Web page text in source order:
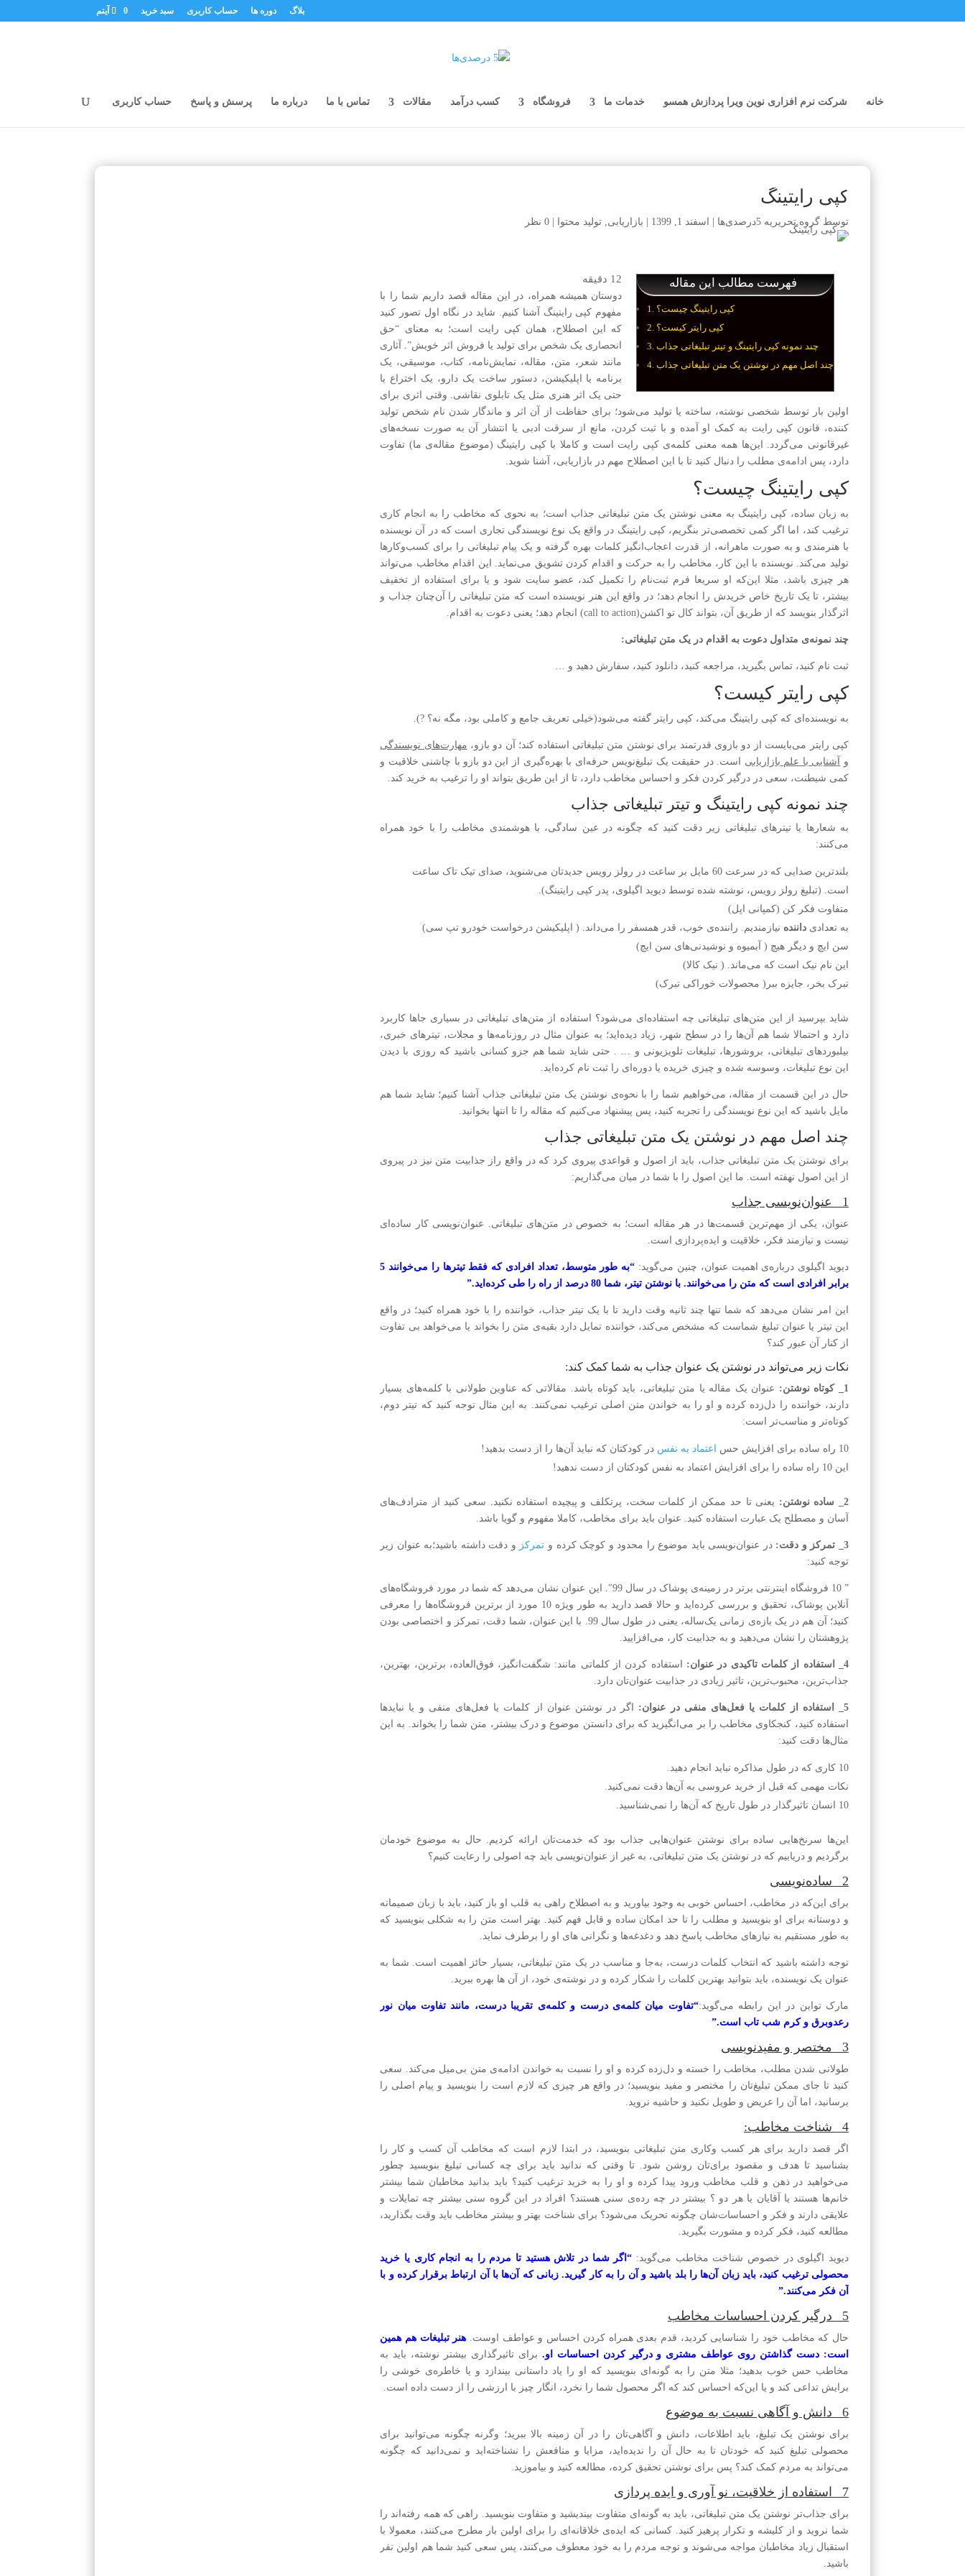
بلاگ دوره ها حساب کاربری سبد خرید 0 آیتم
خانه شرکت نرم افزاری نوین ویرا پردازش همسو خدمات ما فروشگاه کسب درآمد مقالات تماس با ما درباره ما پرسش و پاسخ حساب کاربری
کپی رایتینگ
توسطگروه تحریریه 5درصدی‌ها اسفند 1, 1399 بازاریابی ,تولید محتوا |0 نظر
فهرست مطالب این مقاله
کپی رایتینگ چیست؟
کپی رایتر کیست؟
چند نمونه کپی رایتینگ و تیتر تبلیغاتی جذاب
چند اصل مهم در نوشتن یک متن تبلیغاتی جذاب
12 دقیقه
دوستان همیشه همراه، در این مقاله قصد داریم شما را با
مفهوم کپی رایتینگ آشنا کنیم. شاید در نگاه اول تصور کنید
که این اصطلاح، همان کپی رایت است؛ به معنای “حق
انحصاری یک شخص برای تولید یا فروش اثر خویش‌”. آثاری
مانند شعر، متن، مقاله، نمایش‌نامه، کتاب، موسیقی، یک
برنامه یا اپلیکیشن، دستور ساخت یک دارو، یک اختراع یا
حتی یک اثر هنری مثل یک تابلوی نقاشی. وقتی اثری برای
اولین بار توسط شخصی نوشته، ساخته یا تولید می‌شود؛ برای حفاظت از آن اثر و ماندگار شدن نام شخص تولید
کننده، قانون کپی رایت به کمک او آمده و با ثبت کردن، مانع از سرقت ادبی یا انتشار آن به صورت نسخه‌های
غیرقانونی می‌گردد. این‌ها همه معنی کلمه‌ی کپی رایت است و کاملا با کپی رایتینگ (موضوع مقاله‌ی ما) تفاوت
دارد، پس ادامه‌ی مطلب را دنبال کنید تا با این اصطلاح مهم در بازاریابی، آشنا شوید.
کپی رایتینگ چیست؟
به زبان ساده، کپی رایتینگ به معنی نوشتن یک متن تبلیغاتی جذاب است؛ به نحوی که مخاطب را به انجام کاری
ترغیب کند، اما اگر کمی تخصصی‌تر بنگریم، کپی رایتینگ در واقع یک نوع نویسندگی تجاری است که در آن نویسنده
با هنرمندی و به صورت ماهرانه، از قدرت اعجاب‌انگیز کلمات بهره گرفته و یک پیام تبلیغاتی را برای کسب‌و‌کارها
تولید می‌کند. نویسنده با این کار، مخاطب را به حرکت و اقدام کردن تشویق می‌نماید. این اقدام مخاطب می‌تواند
هر چیزی باشد، مثلا این‌که او سریعا فرم ثبت‌نام را تکمیل کند، عضو سایت شود و یا برای استفاده از تخفیف
بیشتر، تا یک تاریخ خاص خرید‌ش را انجام دهد؛ در واقع این هنر نویسنده است که متن تبلیغاتی را آن‌چنان جذاب و
اثر‌گذار بنویسد که از طریق آن، بتواند کال تو اکشن(call to action) انجام دهد؛ یعنی دعوت به اقدام.
چند نمونه‌ی متداول دعوت به اقدام در یک متن تبلیغاتی:
ثبت نام کنید، تماس بگیرید، مراجعه کنید، دانلود کنید، سفارش دهید و …
کپی رایتر کیست؟
به نویسنده‌ای که کپی رایتینگ می‌کند، کپی رایتر گفته می‌شود(خیلی تعریف جامع و کاملی بود، مگه نه؟ ?).
کپی رایتر می‌بایست از دو بازوی قدرتمند برای نوشتن متن تبلیغاتی استفاده کند؛ آن دو بازو، مهارت‌های نویسندگی
و آشنایی با علم بازاریابی است. در حقیقت یک تبلیغ‌نویس حرفه‌ای با بهره‌گیری از این دو بازو با چاشنی خلاقیت و
کمی شیطنت، سعی در در‌گیر کردن فکر و احساس مخاطب دارد، تا از این طریق بتواند او را ترغیب به خرید کند.
چند نمونه کپی رایتینگ و تیتر تبلیغاتی جذاب
به شعارها یا تیتر‌های تبلیغاتی زیر دقت کنید که چگونه در عین سادگی، با هوشمندی مخاطب را با خود همراه
می‌کنند:
بلند‌ترین صدایی که در سرعت 60 مایل بر ساعت در رولز رویس جدید‌تان می‌شنوید، صدای تیک تاک ساعت
است. (تبلیغ رولز رویس، نوشته شده توسط دیوید اگیلوی، پدر کپی رایتینگ).
متفاوت فکر کن (کمپانی اپل)
به تعدادیداننده نیازمندیم. راننده‌ی خوب، قدر همسفر را می‌داند. ( اپلیکیشن درخواست خودرو تپ سی)
سن ایچ و دیگر هیچ ( آبمیوه و نوشیدنی‌های سن ایچ)
این نام نیک است که می‌ماند. ( نیک کالا)
تبرک بخر، جایزه ببر( محصولات خوراکی تبرک)
شاید بپرسید از این متن‌های تبلیغاتی چه استفاده‌ای می‌شود؟ استفاده از متن‌های تبلیغاتی در بسیاری جاها کاربرد
دارد و احتمالا شما هم آن‌ها را در سطح شهر، زیاد دیده‌اید؛ به عنوان مثال در روزنامه‌ها و مجلات، تیتر‌های خبری،
بیلبورد‌های تبلیغاتی، بروشورها، تبلیغات تلویزیونی و … . حتی شاید شما هم جزو کسانی باشید که روزی با دیدن
این نوع تبلیغات، وسوسه شده و چیزی خریده یا دوره‌ای را ثبت نام کرده‌اید.
حال در این قسمت از مقاله، می‌خواهیم شما را با نحوه‌ی نوشتن یک متن تبلیغاتی جذاب آشنا کنیم؛ شاید شما هم
مایل باشید که این نوع نویسندگی را تجربه کنید، پس پیشنهاد می‌کنیم که مقاله را تا انتها بخوانید.
چند اصل مهم در نوشتن یک متن تبلیغاتی جذاب
برای نوشتن یک متن تبلیغاتی جذاب، باید از اصول و قواعدی پیروی کرد که در واقع راز جذابیت متن نیز در پیروی
از این اصول نهفته است. ما این اصول را با شما در میان می‌گذاریم:
1_ عنوان‌نویسی جذاب
عنوان، یکی از مهم‌ترین قسمت‌ها در هر مقاله است؛ به خصوص در متن‌های تبلیغاتی. عنوان‌نویسی کار ساده‌ای
نیست و نیازمند فکر، خلاقیت و ایده‌پردازی است.
دیوید اگیلوی درباره‌ی اهمیت عنوان، چنین می‌گوید:
“به طور متوسط، تعداد افرادی که فقط تیتر‌ها را می‌خوانند 5
برابر افرادی است که متن را می‌خوانند. با نوشتن تیتر، شما 80 درصد از راه را طی کرده‌اید.”
این امر نشان می‌دهد که شما تنها چند ثانیه وقت دارید تا با یک تیتر جذاب، خواننده را با خود همراه کنید؛ در واقع
این تیتر یا عنوان تبلیغ شماست که مشخص می‌کند، خواننده تمایل دارد بقیه‌ی متن را بخواند یا می‌خواهد بی تفاوت
از کنار آن عبور کند؟
نکات زیر می‌تواند در نوشتن یک عنوان جذاب به شما کمک کند:
1_ کوتاه نوشتن:
عنوان یک مقاله یا متن تبلیغاتی، باید کوتاه باشد. مقالاتی که عناوین طولانی با کلمه‌های بسیار
دارند، خواننده را دل‌زده کرده و او را به خواندن متن اصلی ترغیب نمی‌کنند. به این مثال توجه کنید که تیتر دوم،
کوتاه‌تر و مناسب‌تر است:
10 راه ساده برای افزایش حس اعتماد به نفس در کودکتان که نباید آن‌ها را از دست بدهید!
این 10 راه ساده را برای افزایش اعتماد به نفس کودکتان از دست ندهید!
2_ ساده نوشتن:
یعنی تا حد ممکن از کلمات سخت، پر‌تکلف و پیچیده استفاده نکنید. سعی کنید از مترادف‌های
آسان و مصطلح یک عبارت استفاده کنید. عنوان باید برای مخاطب، کاملا مفهوم و گویا باشد.
3_ تمرکز و دقت: در عنوان‌نویسی باید موضوع را محدود و کوچک کرده و تمرکز و دقت داشته باشید؛به عنوان زیر
توجه کنید:
” 10 فروشگاه اینترنتی برتر در زمینه‌ی پوشاک در سال 99″. این عنوان نشان می‌دهد که شما در مورد فروشگاه‌های
آنلاین پوشاک، تحقیق و بررسی کرده‌اید و حالا قصد دارید به طور ویژه 10 مورد از برترین فروشگاه‌ها را معرفی
کنید؛ آن هم در یک بازه‌ی زمانی یک‌ساله، یعنی در طول سال 99. با این عنوان، شما دقت، تمرکز و اختصاصی بودن
پژوهشتان را نشان می‌دهید و به جذابیت کار، می‌افزایید.
4_ استفاده از کلمات تاکیدی در عنوان:
استفاده کردن از کلماتی مانند: شگفت‌انگیز، فوق‌العاده، برترین، بهترین،
جذاب‌ترین، محبوب‌ترین، تاثیر زیادی در جذابیت عنوان‌تان دارد.
5_ استفاده از کلمات یا فعل‌های منفی در عنوان:
اگر در نوشتن عنوان از کلمات یا فعل‌های منفی و یا نباید‌ها
استفاده کنید، کنجکاوی مخاطب را بر می‌انگیزید که برای دانستن موضوع و درک بیشتر، متن شما را بخواند. به این
مثال‌ها دقت کنید:
10 کاری که در طول مذاکره نباید انجام دهید.
نکات مهمی که قبل از خرید عروسی به آن‌ها دقت نمی‌کنید.
10 انسان تاثیر‌گذار در طول تاریخ که آن‌ها را نمی‌شناسید.
این‌ها سرنخ‌هایی ساده برای نوشتن عنوان‌هایی جذاب بود که خدمت‌تان ارائه کردیم. حال به موضوع خودمان
برگردیم و دریابیم که در نوشتن یک متن تبلیغاتی، به غیر از عنوان‌نویسی باید چه اصولی را رعایت کنیم؟
2_ ساده‌نویسی
برای این‌که در مخاطب، احساس خوبی به وجود بیاورید و به اصطلاح راهی به قلب او باز کنید، باید با زبان صمیمانه
و دوستانه برای او بنویسید و مطلب را تا حد امکان ساده و قابل فهم کنید. بهتر است متن را به شکلی بنویسید که
به طور مستقیم به نیازهای مخاطب پاسخ دهد و دغدغه‌ها و نگرانی های او را برطرف نماید.
توجه داشته باشید که انتخاب کلمات درست، به‌جا و مناسب در یک متن تبلیغاتی، بسیار حائز اهمیت است. شما به
عنوان یک نویسنده، باید بتوانید بهترین کلمات را شکار کرده و در نوشته‌ی خود، از آن ها بهره ببرید.
مارک تواین در این رابطه می‌گوید:“تفاوت میان کلمه‌ی درست و کلمه‌ی تقریبا درست، مانند تفاوت میان نور
رعد‌و‌برق و کرم شب ‌تاب است.”
3_ مختصر و مفید‌‌نویسی
طولانی شدن مطلب، مخاطب را خسته و دل‌زده کرده و او را نسبت به خواندن ادامه‌ی متن بی‌میل می‌کند. سعی
کنید تا جای ممکن تبلیغ‌تان را مختصر و مفید بنویسید؛ در واقع هر چیزی که لازم است را بنویسید و پیام اصلی را
برسانید، اما آن را عریض و طویل نکنید و حاشیه نروید.
4_ شناخت مخاطب:
اگر قصد دارید برای هر کسب و‌کاری متن تبلیغاتی بنویسید، در ابتدا لازم است که مخاطب آن کسب و کار را
بشناسید تا هدف و مقصود برای‌تان روشن شود. تا وقتی که ندانید باید برای چه کسانی تبلیغ بنویسید چطور
می‌خواهید در ذهن و قلب مخاطب ورود پیدا کرده و او را به خرید ترغیب کنید؟ باید بدانید مخاطبان شما بیشتر
خانم‌ها هستند یا آقایان یا هر دو ؟ بیشتر در چه رده‌ی سنی هستند؟ افراد در این گروه سنی بیشتر چه تمایلات و
علایقی دارند و فکر و احساسات‌شان چگونه تحریک می‌شود؟ برای شناخت بهتر و بیشتر مخاطب باید وقت بگذارید،
مطالعه کنید، فکر کرده و مشورت بگیرید.
دیوید اگیلوی در خصوص شناخت مخاطب می‌گوید: “اگر شما در تلاش هستید تا مردم را به انجام کاری یا خرید
محصولی ترغیب کنید، باید زبان آن‌ها را بلد باشید و آن را به کار گیر‌ید. زبانی که آن‌ها با آن ارتباط برقرار کرده و با
آن فکر می‌کنند.”
5_ درگیر کردن احساسات مخاطب
حال که مخاطب خود را شناسایی کردید، قدم بعدی همراه کردن احساس و عواطف او‌ست. هنر تبلیغات هم همین
است: دست گذاشتن روی عواطف مشتری و درگیر کردن احساسات او. برای تاثیرگذاری بیشتر نوشته، باید به
مخاطب حس خوب بدهید؛ مثلا متن را به گونه‌ای بنویسید که او را یاد داستانی بیندازد و یا خاطره‌ی خوشی را
برایش تداعی کند و یا این‌که احساس کند که اگر محصول شما را نخرد، انگار چیز با ارزشی را از دست داده است.
6_ دانش و آگاهی نسبت به موضوع
برای نوشتن یک تبلیغ، باید اطلاعات، دانش و آگاهی‌تان را در آن زمینه بالا ببرید؛ وگرنه چگونه می‌توانید برای
محصولی تبلیغ کنید که خودتان تا به حال آن را ندیده‌اید، مزایا و منافعش را نشناخته‌اید و نمی‌دانید که چگونه
می‌تواند به مردم کمک کند؟ پس برای نوشتن تحقیق کرده، مطالعه کنید و بیاموزید.
7_ استفاده از خلاقیت، نو آوری و ایده پردازی
برای جذاب‌تر نوشتن یک متن تبلیغاتی، باید به گونه‌ای متفاوت بیندیشید و متفاوت بنویسید. راهی که همه رفته‌اند را
شما نروید و از کلیشه و تکرار پرهیز کنید. کسانی که ایده‌ی خلاقانه‌ای را برای اولین بار مطرح می‌کنند، معمولا با
استقبال زیاد مخاطبان مواجه می‌شوند و توجه مردم را به خود معطوف می‌کنند، پس سعی کنید شما هم اولین نفر
باشید.